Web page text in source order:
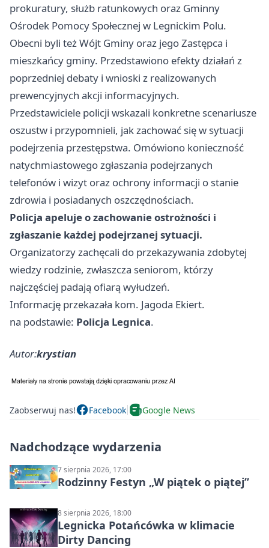
prokuratury, służb ratunkowych oraz Gminny
Ośrodek Pomocy Społecznej w Legnickim Polu.
Obecni byli też Wójt Gminy oraz jego Zastępca i
mieszkańcy gminy. Przedstawiono efekty działań z
poprzedniej debaty i wnioski z realizowanych
prewencyjnych akcji informacyjnych.
Przedstawiciele policji wskazali konkretne scenariusze
oszustw i przypomnieli, jak zachować się w sytuacji
podejrzenia przestępstwa. Omówiono konieczność
natychmiastowego zgłaszania podejrzanych
telefonów i wizyt oraz ochrony informacji o stanie
zdrowia i posiadanych oszczędnościach.
Policja apeluje o zachowanie ostrożności i
zgłaszanie każdej podejrzanej sytuacji.
Organizatorzy zachęcali do przekazywania zdobytej
wiedzy rodzinie, zwłaszcza seniorom, którzy
najczęściej padają ofiarą wyłudzeń.
Informację przekazała kom. Jagoda Ekiert.
na podstawie: Policja Legnica.
Autor:krystian
Zaobserwuj nas! Facebook Google News
Nadchodzące wydarzenia
7 sierpnia 2026, 17:00
Rodzinny Festyn „W piątek o piątej”
8 sierpnia 2026, 18:00
Legnicka Potańcówka w klimacie
Dirty Dancing